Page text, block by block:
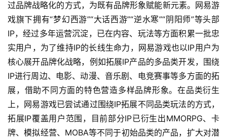
过品牌战略化的方式，为既有品牌形象赋能新元素。网易游
戏旗下拥有“梦幻西游”“大话西游”“逆水寒”“阴阳师”等头部
IP，经过多年运营沉淀，已在内容、玩法等方面积累一批忠
实用户，为了维持IP的长线生命力，网易游戏也以IP用户为
核心展开品牌化战略，例如拓展IP产品的多品类开发，围绕
IP进行周边、电影、动漫、音乐剧、电竞赛事等多方面的拓
展，借助不同方面的特色营造多样品牌形象。在品类衍生
上，网易游戏已尝试通过围绕IP拓展不同品类玩法的方式，
拓展IP覆盖用户范围，目前部分IP已衍生出MMORPG、卡
牌、模拟经营、MOBA等不同于初始品类的产品，扩大对潜